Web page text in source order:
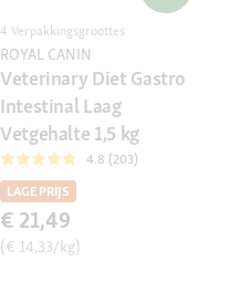
4 Verpakkingsgroottes
ROYAL CANIN
Veterinary Diet Gastro
Intestinal Laag
Vetgehalte 1,5 kg
4.8 (203)
LAGE PRIJS
€ 21,49
(€ 14,33/kg)